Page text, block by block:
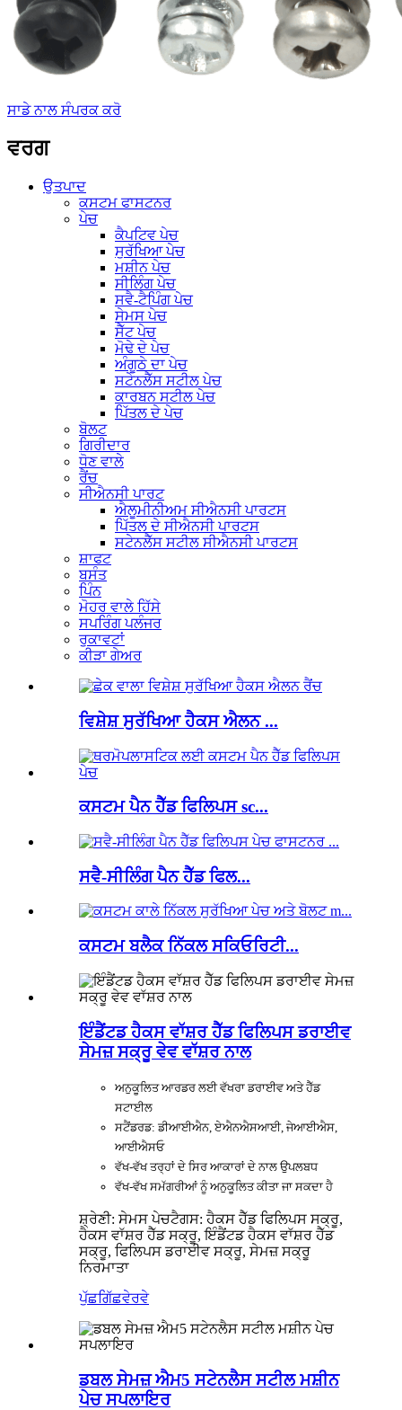
ਸਾਡੇ ਨਾਲ ਸੰਪਰਕ ਕਰੋ
ਵਰਗ
ਉਤਪਾਦ
ਕਸਟਮ ਫਾਸਟਨਰ
ਪੇਚ
ਕੈਪਟਿਵ ਪੇਚ
ਸੁਰੱਖਿਆ ਪੇਚ
ਮਸ਼ੀਨ ਪੇਚ
ਸੀਲਿੰਗ ਪੇਚ
ਸਵੈ-ਟੈਪਿੰਗ ਪੇਚ
ਸੇਮਸ ਪੇਚ
ਸੈੱਟ ਪੇਚ
ਮੋਢੇ ਦੇ ਪੇਚ
ਅੰਗੂਠੇ ਦਾ ਪੇਚ
ਸਟੇਨਲੈੱਸ ਸਟੀਲ ਪੇਚ
ਕਾਰਬਨ ਸਟੀਲ ਪੇਚ
ਪਿੱਤਲ ਦੇ ਪੇਚ
ਬੋਲਟ
ਗਿਰੀਦਾਰ
ਧੋਣ ਵਾਲੇ
ਰੈਂਚ
ਸੀਐਨਸੀ ਪਾਰਟ
ਐਲੂਮੀਨੀਅਮ ਸੀਐਨਸੀ ਪਾਰਟਸ
ਪਿੱਤਲ ਦੇ ਸੀਐਨਸੀ ਪਾਰਟਸ
ਸਟੇਨਲੈੱਸ ਸਟੀਲ ਸੀਐਨਸੀ ਪਾਰਟਸ
ਸ਼ਾਫਟ
ਬਸੰਤ
ਪਿੰਨ
ਮੋਹਰ ਵਾਲੇ ਹਿੱਸੇ
ਸਪਰਿੰਗ ਪਲੰਜਰ
ਰੁਕਾਵਟਾਂ
ਕੀੜਾ ਗੇਅਰ
ਵਿਸ਼ੇਸ਼ ਸੁਰੱਖਿਆ ਹੈਕਸ ਐਲਨ ...
ਕਸਟਮ ਪੈਨ ਹੈੱਡ ਫਿਲਿਪਸ sc...
ਸਵੈ-ਸੀਲਿੰਗ ਪੈਨ ਹੈੱਡ ਫਿਲ...
ਕਸਟਮ ਬਲੈਕ ਨਿੱਕਲ ਸਕਿਓਰਿਟੀ...
ਇੰਡੈਂਟਡ ਹੈਕਸ ਵਾੱਸ਼ਰ ਹੈੱਡ ਫਿਲਿਪਸ ਡਰਾਈਵ
ਸੇਮਜ਼ ਸਕ੍ਰੂ ਵੇਵ ਵਾੱਸ਼ਰ ਨਾਲ
ਅਨੁਕੂਲਿਤ ਆਰਡਰ ਲਈ ਵੱਖਰਾ ਡਰਾਈਵ ਅਤੇ ਹੈੱਡ
ਸਟਾਈਲ
ਸਟੈਂਡਰਡ: ਡੀਆਈਐਨ, ਏਐਨਐਸਆਈ, ਜੇਆਈਐਸ,
ਆਈਐਸਓ
ਵੱਖ-ਵੱਖ ਤਰ੍ਹਾਂ ਦੇ ਸਿਰ ਆਕਾਰਾਂ ਦੇ ਨਾਲ ਉਪਲਬਧ
ਵੱਖ-ਵੱਖ ਸਮੱਗਰੀਆਂ ਨੂੰ ਅਨੁਕੂਲਿਤ ਕੀਤਾ ਜਾ ਸਕਦਾ ਹੈ
ਸ਼੍ਰੇਣੀ: ਸੇਮਸ ਪੇਚਟੈਗਸ: ਹੈਕਸ ਹੈੱਡ ਫਿਲਿਪਸ ਸਕ੍ਰੂ,
ਹੈਕਸ ਵਾੱਸ਼ਰ ਹੈੱਡ ਸਕ੍ਰੂ, ਇੰਡੈਂਟਡ ਹੈਕਸ ਵਾੱਸ਼ਰ ਹੈੱਡ
ਸਕ੍ਰੂ, ਫਿਲਿਪਸ ਡਰਾਈਵ ਸਕ੍ਰੂ, ਸੇਮਜ਼ ਸਕ੍ਰੂ
ਨਿਰਮਾਤਾ
ਪੁੱਛਗਿੱਛਵੇਰਵੇ
ਡਬਲ ਸੇਮਜ਼ ਐਮ5 ਸਟੇਨਲੈਸ ਸਟੀਲ ਮਸ਼ੀਨ
ਪੇਚ ਸਪਲਾਇਰ